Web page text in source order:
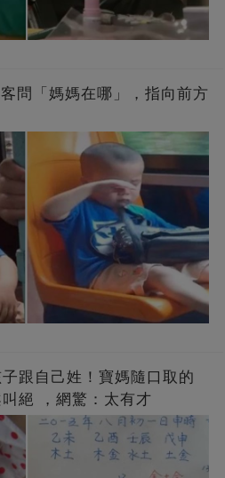
問「媽媽在哪」，指向前方
跟自己姓！寶媽隨口取的
叫絕 ，網驚：太有才